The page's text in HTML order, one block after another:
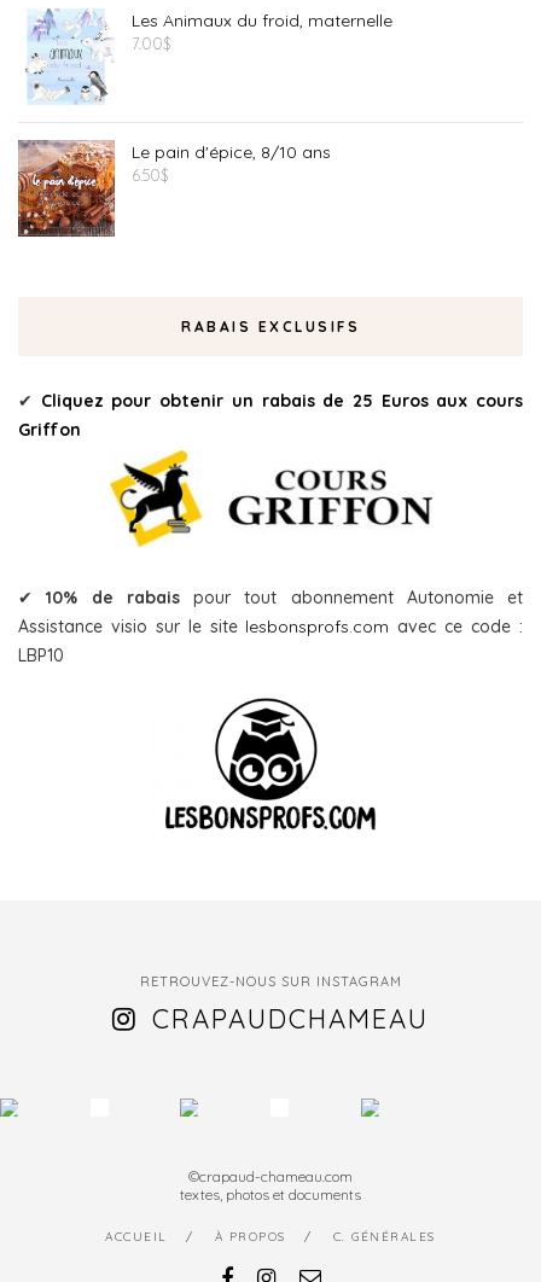
Les Animaux du froid, maternelle
7.00$
Le pain d'épice, 8/10 ans
6.50$
RABAIS EXCLUSIFS
✔ Cliquez pour obtenir un rabais de 25 Euros aux cours
Griffon
✔10% de rabaispour tout abonnement Autonomie et
Assistance visio sur le site lesbonsprofs.com avec ce code :
LBP10
RETROUVEZ-NOUS SUR INSTAGRAM
CRAPAUDCHAMEAU
©crapaud-chameau.com
textes, photos et documents
ACCUEIL À PROPOS C. GÉNÉRALES